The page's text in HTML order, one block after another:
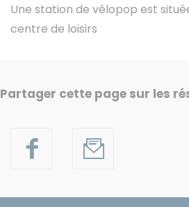
Une station de vélopop est
centre de loisirs
Partager cette page sur les